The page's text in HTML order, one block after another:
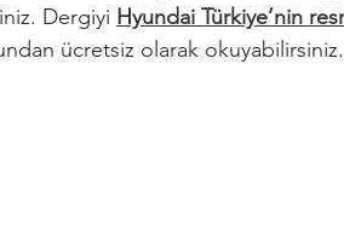
Dergiyi Hyundai Türkiye’nin
ücretsiz olarak okuyabilirsiniz.